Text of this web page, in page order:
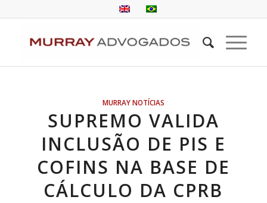
MURRAY NOTÍCIAS
SUPREMO VALIDA
INCLUSÃO DE PIS E
COFINS NA BASE DE
CÁLCULO DA CPRB